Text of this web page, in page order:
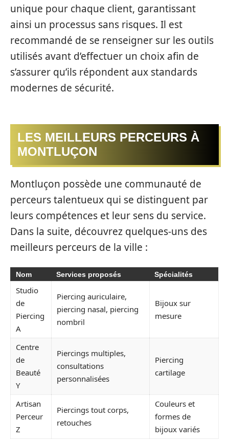
unique pour chaque client, garantissant
ainsi un processus sans risques. Il est
recommandé de se renseigner sur les outils
utilisés avant d’effectuer un choix afin de
s’assurer qu’ils répondent aux standards
modernes de sécurité.
LES MEILLEURS PERCEURS À
MONTLUÇON
Montluçon possède une communauté de
perceurs talentueux qui se distinguent par
leurs compétences et leur sens du service.
Dans la suite, découvrez quelques-uns des
meilleurs perceurs de la ville :
Nom Services proposés Spécialités
Studio
de
Piercing
A
Piercing auriculaire,
piercing nasal, piercing
nombril
Bijoux sur
mesure
Centre
de
Beauté
Y
Piercings multiples,
consultations
personnalisées
Piercing
cartilage
Artisan
Perceur
Z
Piercings tout corps,
retouches
Couleurs et
formes de
bijoux variés